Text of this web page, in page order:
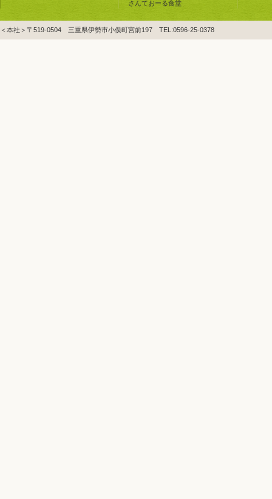
さんておーる食堂
＜本社＞〒519-0504 三重県伊勢市小俣町宮前197 TEL:0596-25-0378